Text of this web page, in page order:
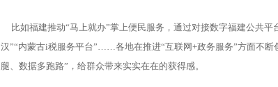
比如福建推动“马上就办”掌上便民服务，通过对接数字福建公共
汉”“内蒙古i税服务平台”……各地在推进“互联网+政务服务”方面不
腿、数据多跑路”，给群众带来实实在在的获得感。